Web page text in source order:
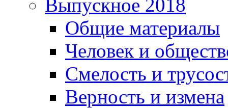
Выпускное 2018
Общие материалы
Человек и
Смелость и
Верность и измена